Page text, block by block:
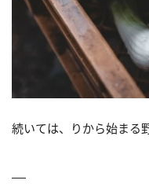
続いては、りから始まる